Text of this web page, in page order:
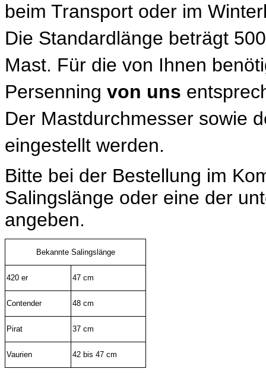
beim Transport oder im
Die Standardlänge beträgt
Mast. Für die von Ihnen
Persenning von uns
Der Mastdurchmesser sowie
eingestellt werden.
Bitte bei der Bestellung im
Salingslänge oder eine der
angeben.
Bekannte Salingslänge
420 er 47 cm
Contender 48 cm
Pirat 37 cm
Vaurien 42 bis 47 cm